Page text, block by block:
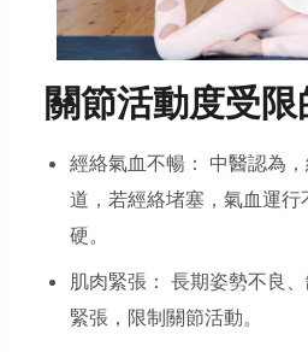
關節活動度受
經絡氣血不暢： 中醫認為
道，若經絡堵塞，氣血運
硬。
肌肉緊張： 長期姿勢不良
緊張，限制關節活動。